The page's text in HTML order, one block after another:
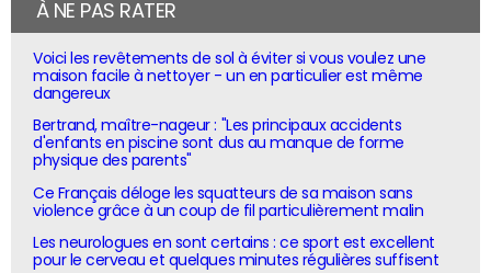
À NE PAS RATER
Voici les revêtements de sol à éviter si vous voulez une
maison facile à nettoyer - un en particulier est même
dangereux
Bertrand, maître-nageur : "Les principaux accidents
d'enfants en piscine sont dus au manque de forme
physique des parents"
Ce Français déloge les squatteurs de sa maison sans
violence grâce à un coup de fil particulièrement malin
Les neurologues en sont certains : ce sport est excellent
pour le cerveau et quelques minutes régulières suffisent